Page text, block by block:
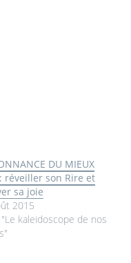
DU MIEUX
réveiller son Rire et
sa joie
2015
kaleidoscope de nos